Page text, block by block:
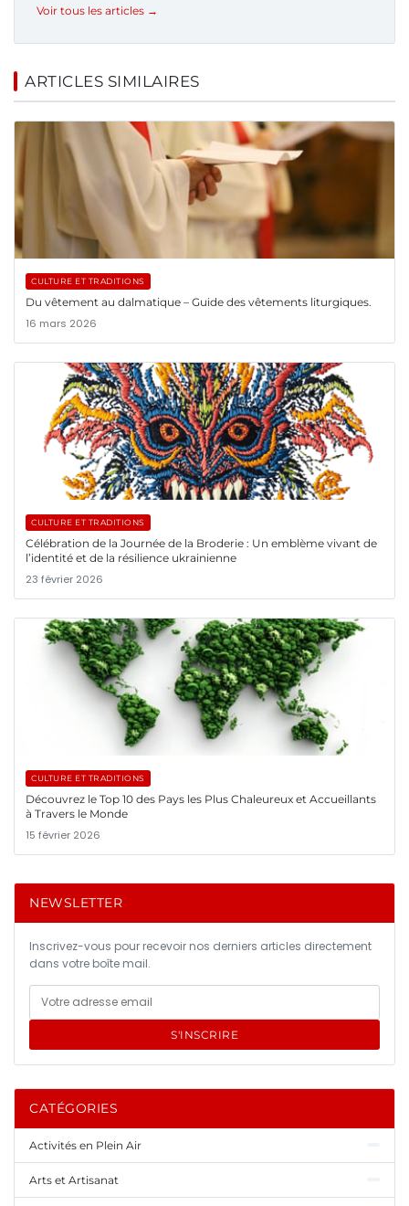
Voir tous les articles →
ARTICLES SIMILAIRES
CULTURE ET TRADITIONS
Du vêtement au dalmatique – Guide des vêtements liturgiques.
16 mars 2026
CULTURE ET TRADITIONS
Célébration de la Journée de la Broderie : Un emblème vivant de
l’identité et de la résilience ukrainienne
23 février 2026
CULTURE ET TRADITIONS
Découvrez le Top 10 des Pays les Plus Chaleureux et Accueillants
à Travers le Monde
15 février 2026
NEWSLETTER
Inscrivez-vous pour recevoir nos derniers articles directement
dans votre boîte mail.
S'INSCRIRE
CATÉGORIES
Activités en Plein Air
Arts et Artisanat